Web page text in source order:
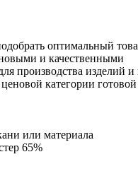
оптимальный
и качественными
производства изделий
категории
или материала
65%